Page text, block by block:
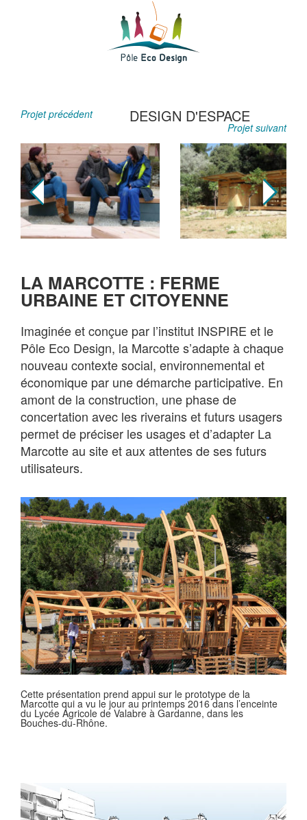
Projet précédent DESIGN D'ESPACE
Projet suivant
LA MARCOTTE : FERME
URBAINE ET CITOYENNE
Imaginée et conçue par l’institut INSPIRE et le
Pôle Eco Design, la Marcotte s’adapte à chaque
nouveau contexte social, environnemental et
économique par une démarche participative. En
amont de la construction, une phase de
concertation avec les riverains et futurs usagers
permet de préciser les usages et d’adapter La
Marcotte au site et aux attentes de ses futurs
utilisateurs.
Cette présentation prend appui sur le prototype de la
Marcotte qui a vu le jour au printemps 2016 dans l’enceinte
du Lycée Agricole de Valabre à Gardanne, dans les
Bouches-du-Rhône.